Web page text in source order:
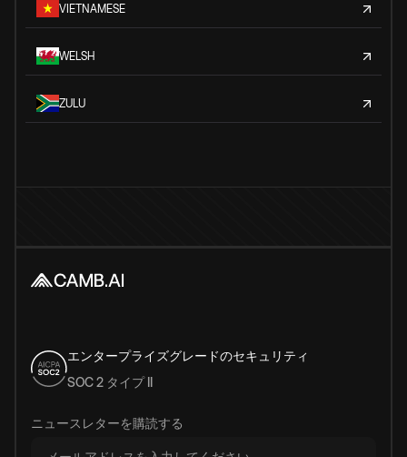
VIETNAMESE
WELSH
ZULU
エンタープライズグレードのセキュリティ
SOC 2 タイプ II
ニュースレターを購読する